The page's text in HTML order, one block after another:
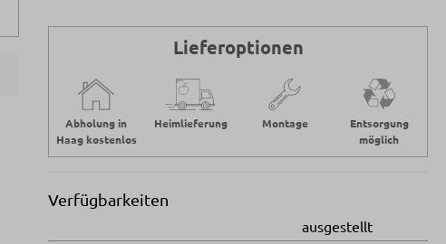
Lieferoptionen
Abholung in
Haag kostenlos
Heimlieferung Montage
Entsorgung
möglich
Verfügbarkeiten
ausgestellt